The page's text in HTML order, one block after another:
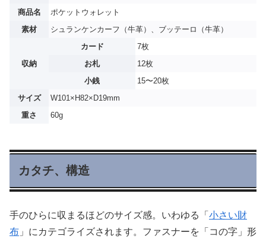
商品名
ポケットウォレット
素材
シュランケンカーフ（牛革）、ブッテーロ（牛革）
収納
カード
7枚
お札
12枚
小銭
15〜20枚
サイズ
W101×H82×D19mm
重さ
60g
カタチ、構造
手のひらに収まるほどのサイズ感。いわゆる「 小さい財
布 」にカテゴライズされます。ファスナーを「コの字」形